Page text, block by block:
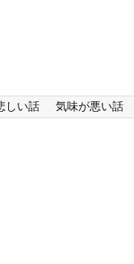
しい話 気味が悪い話